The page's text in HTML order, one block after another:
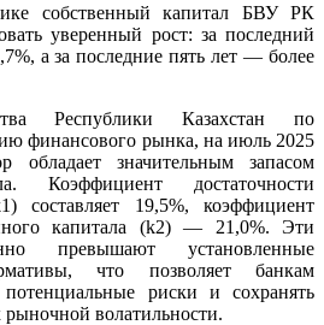
собственный капитал БВУ РК
уверенный рост: за последний
а за последние пять лет — более
Республики Казахстан по
финансового рынка, на июль 2025
обладает значительным запасом
Коэффициент достаточности
составляет 19,5%, коэффициент
капитала (k2) — 21,0%. Эти
превышают установленные
что позволяет банкам
риски и сохранять
рыночной волатильности.